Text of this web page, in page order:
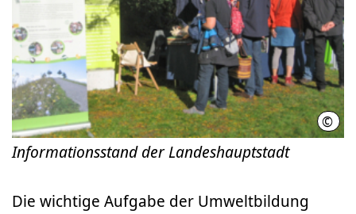
© LHH
Informationsstand der Landeshauptstadt
Die wichtige Aufgabe der Umweltbildung